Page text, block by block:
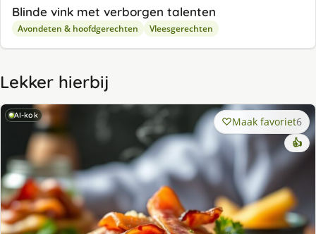
Blinde vink met verborgen talenten
Avondeten & hoofdgerechten Vleesgerechten
Lekker hierbij
AI-kok Maak favoriet6
👍